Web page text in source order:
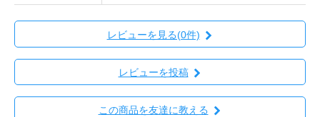
レビューを見る(0件)
レビューを投稿
この商品を友達に教える